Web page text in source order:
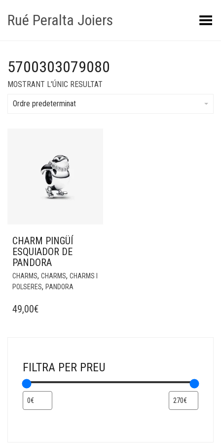
Rué Peralta Joiers Obrir/tancar el menú
5700303079080
MOSTRANT L'ÚNIC RESULTAT
Ordre predeterminat
CHARM PINGÜÍ
ESQUIADOR DE
PANDORA
CHARMS, CHARMS, CHARMS I
POLSERES, PANDORA
49,00€
FILTRA PER PREU